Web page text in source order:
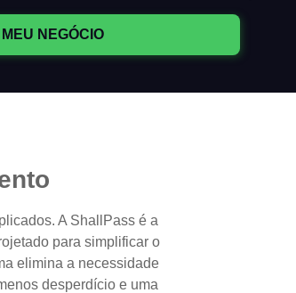
NEGÓCIO
A ShallPass é a
para simplificar o
elimina a necessidade
desperdício e uma